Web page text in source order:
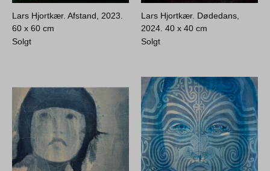
Lars Hjortkær. Afstand, 2023.
60 x 60 cm
Solgt
Lars Hjortkær. Dødedans,
2024.40 x 40 cm
Solgt